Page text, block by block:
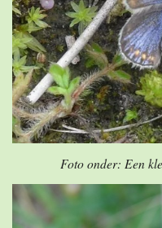
Foto onder: Een